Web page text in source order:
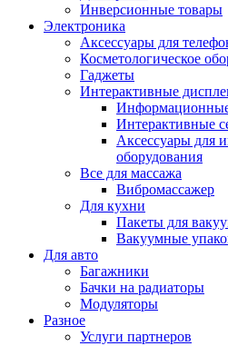
Инверсионные товары
Электроника
Аксессуары для
Косметологическое
Гаджеты
Интерактивные
Интерактивные
Аксессуары для
оборудования
Все для массажа
Вибромассажер
Для кухни
Пакеты для
Вакуумные
Для авто
Багажники
Бачки на радиаторы
Модуляторы
Разное
Услуги партнеров